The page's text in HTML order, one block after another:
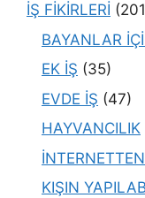
İŞ FİKİRLERİ
BAYANLAR
EK İŞ (35)
EVDE İŞ (47)
HAYVANCILIK
KIŞIN